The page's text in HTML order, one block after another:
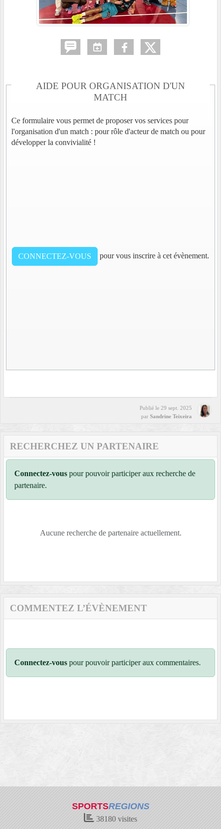
AIDE POUR ORGANISATION D'UN
MATCH
Ce formulaire vous permet de proposer vos services pour
l'organisation d'un match : pour rôle d'acteur de match ou pour
développer la convivialité !
CONNECTEZ-VOUS pour vous inscrire à cet évènement.
Publié le 29 sept. 2025
par Sandrine Teixeira
RECHERCHEZ UN PARTENAIRE
Connectez-vous pour pouvoir participer aux recherche de
partenaire.
Aucune recherche de partenaire actuellement.
COMMENTEZ L’ÉVÈNEMENT
Connectez-vous pour pouvoir participer aux commentaires.
SPORTSREGIONS
38180 visites